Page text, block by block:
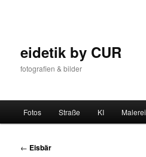
eidetik by CUR
fotografien & bilder
Fotos Straße KI Malerei
Beitrags-
← Eisbär